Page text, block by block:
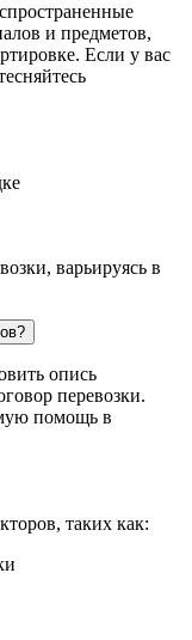
и предметов,
Если у вас
варьируясь в
опись
перевозки.
помощь в
таких как: